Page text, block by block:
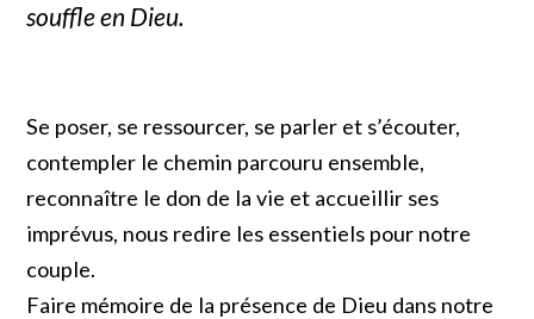
souffle en Dieu.
Se poser, se ressourcer, se parler et s’écouter,
contempler le chemin parcouru ensemble,
reconnaître le don de la vie et accueillir ses
imprévus, nous redire les essentiels pour notre
couple.
Faire mémoire de la présence de Dieu dans notre